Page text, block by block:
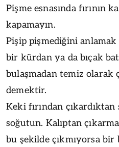
Pişme esnasında fırının
kapamayın.
Pişip pişmediğini
bir kürdan ya da bıçak
bulaşmadan temiz olarak
demektir.
Keki fırından çıkardıktan
soğutun. Kalıptan
bu şekilde çıkmıyorsa bir